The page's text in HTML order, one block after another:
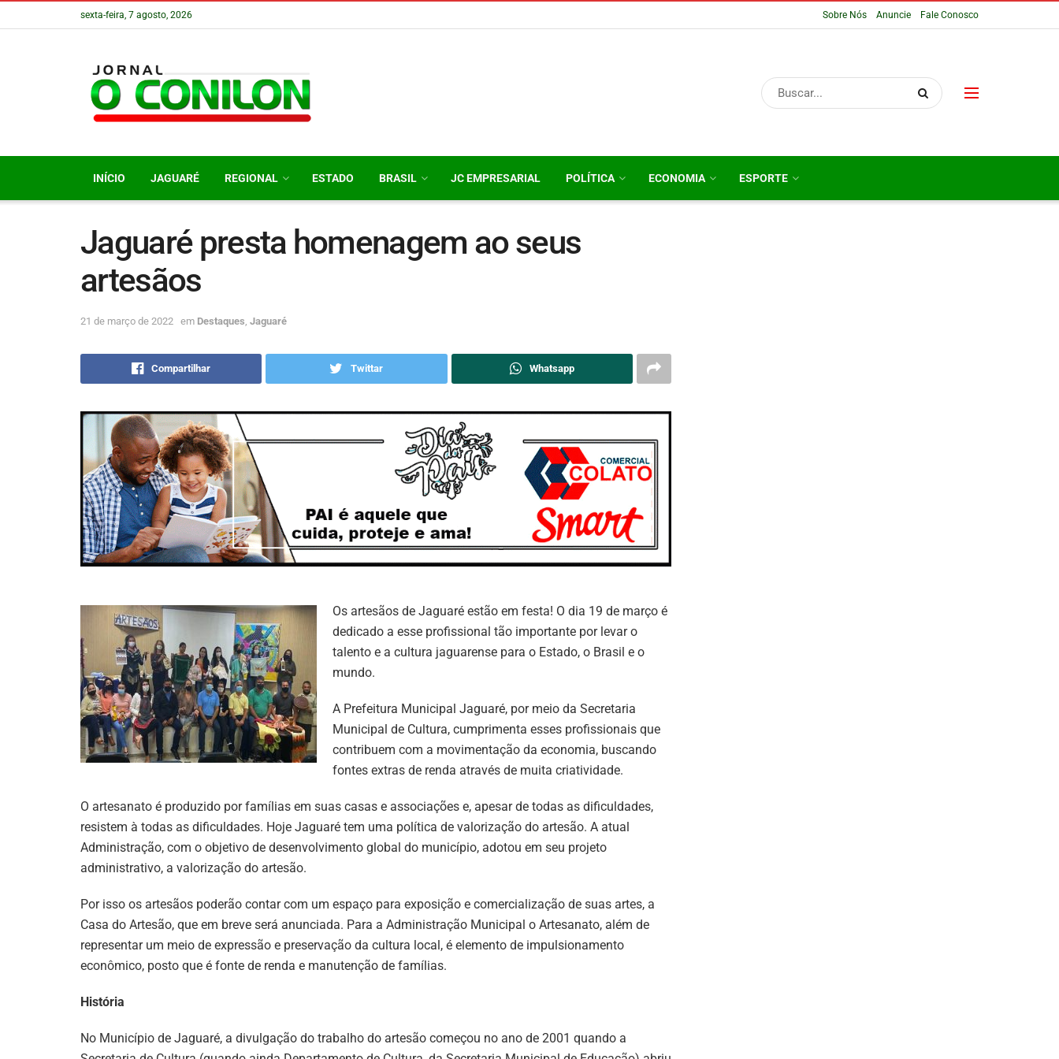
sexta-feira, 7 agosto, 2026 Sobre Nós Anuncie Fale Conosco
INÍCIO JAGUARÉ REGIONAL ESTADO BRASIL JC EMPRESARIAL POLÍTICA ECONOMIA ESPORTE
Jaguaré presta homenagem ao seus
artesãos
21 de março de 2022 em Destaques Jaguaré
Compartilhar Twittar Whatsapp
Os artesãos de Jaguaré estão em festa! O dia 19 de março é
dedicado a esse profissional tão importante por levar o
talento e a cultura jaguarense para o Estado, o Brasil e o
mundo.
A Prefeitura Municipal Jaguaré, por meio da Secretaria
Municipal de Cultura, cumprimenta esses profissionais que
contribuem com a movimentação da economia, buscando
fontes extras de renda através de muita criatividade.
O artesanato é produzido por famílias em suas casas e associações e, apesar de todas as dificuldades,
resistem à todas as dificuldades. Hoje Jaguaré tem uma política de valorização do artesão. A atual
Administração, com o objetivo de desenvolvimento global do município, adotou em seu projeto
administrativo, a valorização do artesão.
Por isso os artesãos poderão contar com um espaço para exposição e comercialização de suas artes, a
Casa do Artesão, que em breve será anunciada. Para a Administração Municipal o Artesanato, além de
representar um meio de expressão e preservação da cultura local, é elemento de impulsionamento
econômico, posto que é fonte de renda e manutenção de famílias.
História
No Município de Jaguaré, a divulgação do trabalho do artesão começou no ano de 2001 quando a